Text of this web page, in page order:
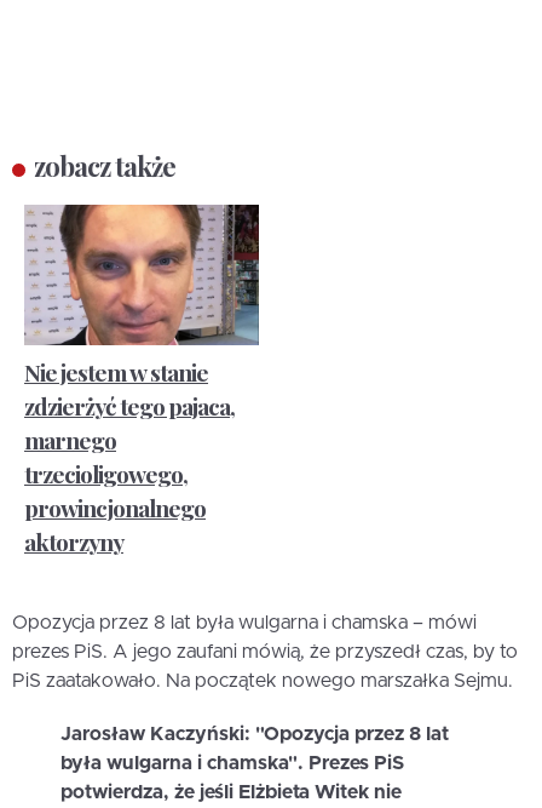
zobacz także
Nie jestem w stanie
zdzierżyć tego pajaca,
marnego
trzecioligowego,
prowincjonalnego
aktorzyny
Opozycja przez 8 lat była wulgarna i chamska – mówi
prezes PiS. A jego zaufani mówią, że przyszedł czas, by to
PiS zaatakowało. Na początek nowego marszałka Sejmu.
Jarosław Kaczyński: "Opozycja przez 8 lat
była wulgarna i chamska". Prezes PiS
potwierdza, że jeśli Elżbieta Witek nie